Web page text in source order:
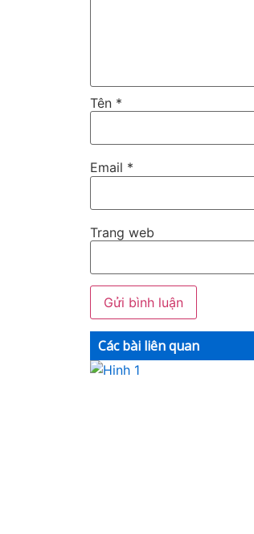
Tên *
Email *
Trang web
Các bài liên quan